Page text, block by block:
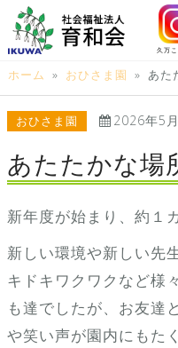
ン
テ
ン
キ
プ
久万
ホーム » おひさま園 » あた
おひさま園 2026年5
あたたかな場
新年度が始まり、約１
新しい環境や新しい先
キドキワクワクなど様
も達でしたが、お友達
や笑い声が園内にもた